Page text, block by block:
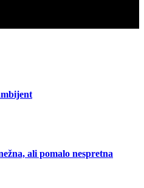
ali pomalo nespretna